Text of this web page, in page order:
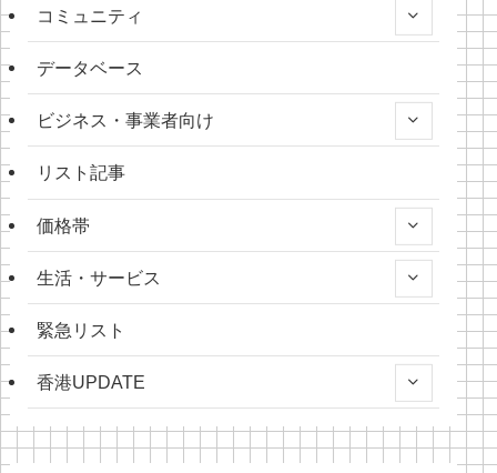
コミュニティ
データベース
ビジネス・事業者向け
リスト記事
価格帯
生活・サービス
緊急リスト
香港UPDATE